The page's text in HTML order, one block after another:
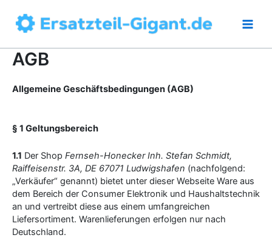
Inhalt
springen
AGB
Allgemeine Geschäftsbedingungen (AGB)
§ 1 Geltungsbereich
1.1 Der Shop Fernseh-Honecker Inh. Stefan Schmidt,
Raiffeisenstr. 3A, DE 67071 Ludwigshafen (nachfolgend:
„Verkäufer“ genannt) bietet unter dieser Webseite Ware aus
dem Bereich der Consumer Elektronik und Haushaltstechnik
an und vertreibt diese aus einem umfangreichen
Liefersortiment. Warenlieferungen erfolgen nur nach
Deutschland.